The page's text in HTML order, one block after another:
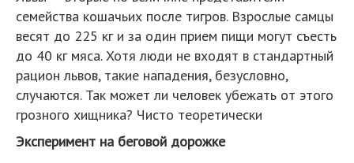
семейства кошачьих после тигров. Взрослые самцы
весят до 225 кг и за один прием пищи могут съесть
до 40 кг мяса. Хотя люди не входят в стандартный
рацион львов, такие нападения, безусловно,
случаются. Так может ли человек убежать от этого
грозного хищника? Чисто теоретически
Эксперимент на беговой дорожке